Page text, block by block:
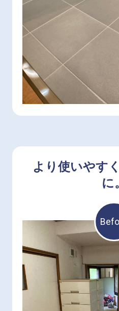
オシャレな磁器タイル調
に！
より使いやす
に。